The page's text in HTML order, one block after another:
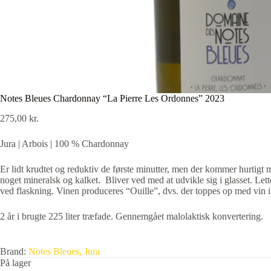
Notes Bleues Chardonnay “La Pierre Les Ordonnes” 2023
275,00 kr.
Jura | Arbois | 100 % Chardonnay
Er lidt krudtet og reduktiv de første minutter, men der kommer hurtigt
noget mineralsk og kalket. Bliver ved med at udvikle sig i glasset.
ved flaskning. Vinen produceres “Ouille”, dvs. der toppes op med vin
2 år i brugte 225 liter træfade. Gennemgået malolaktisk konvertering.
Brand: Notes Bleues, Jura
På lager